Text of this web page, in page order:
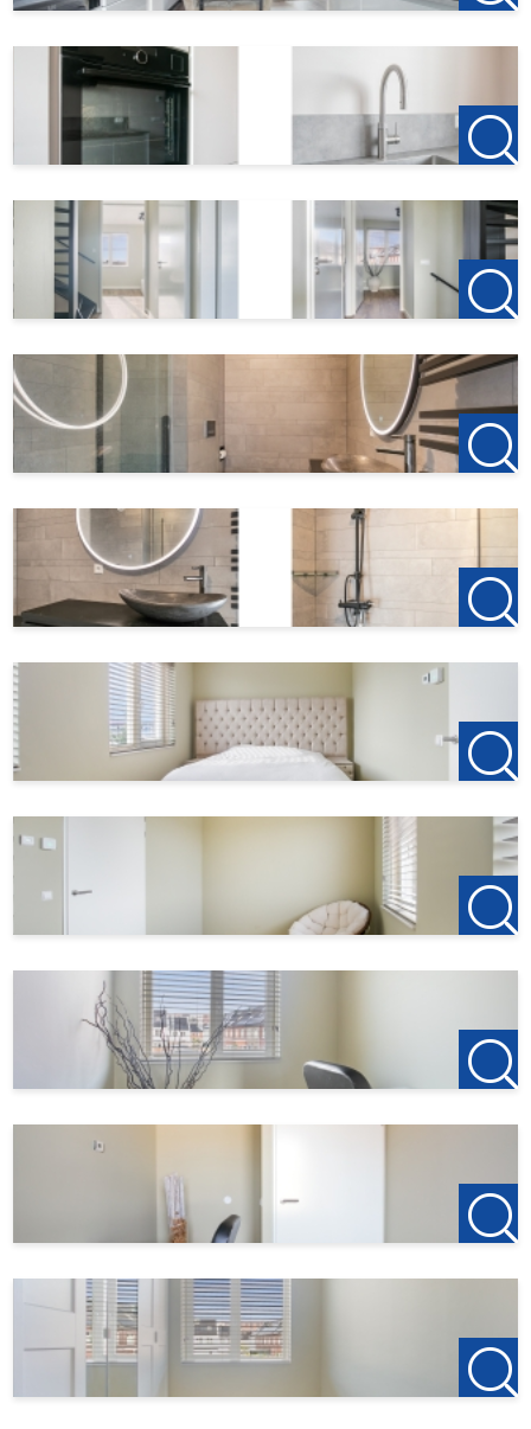
Laan van Brabant 22
4701 BK Roosendaal
T +31(0)165-235400
Bredaseweg 185
4872 LA Etten-Leur
T +31(0)76-3001010